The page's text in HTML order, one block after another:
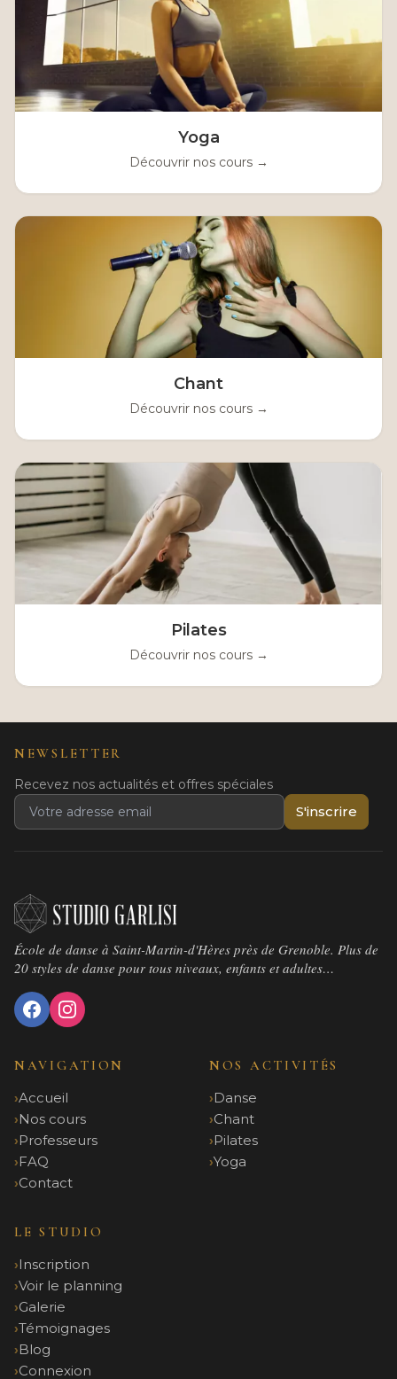
Yoga
Découvrir nos cours →
Chant
Découvrir nos cours →
Pilates
Découvrir nos cours →
NEWSLETTER
Recevez nos actualités et offres spéciales
S'inscrire
École de danse à Saint-Martin-d'Hères près de Grenoble. Plus de
20 styles de danse pour tous niveaux, enfants et adultes…
NAVIGATION
Accueil
Nos cours
Professeurs
FAQ
Contact
NOS ACTIVITÉS
Danse
Chant
Pilates
Yoga
LE STUDIO
Inscription
Voir le planning
Galerie
Témoignages
Blog
Connexion